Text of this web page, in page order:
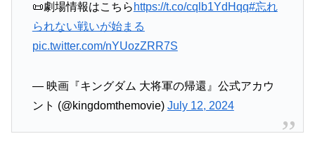
📜劇場情報はこちら https://t.co/cqlb1YdHqq#忘れ
られない戦いが始まる
pic.twitter.com/nYUozZRR7S
— 映画『キングダム 大将軍の帰還』公式アカウ
ント (@kingdomthemovie) July 12, 2024